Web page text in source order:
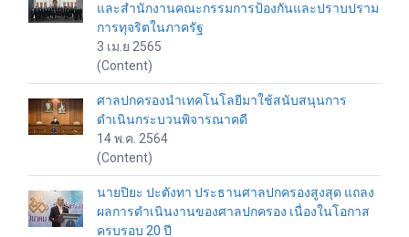
และสำนักงานคณะกรรมการป้องกันและปราบปราม
การทุจริตในภาครัฐ
3 เม.ย 2565
(Content)
ศาลปกครองนำเทคโนโลยีมาใช้สนับสนุนการ
ดำเนินกระบวนพิจารณาคดี
14 พ.ค. 2564
(Content)
นายปิยะ ปะตังทา ประธานศาลปกครองสูงสุด แถลง
ผลการดำเนินงานของศาลปกครอง เนื่องในโอกาส
ครบรอบ 20 ปี